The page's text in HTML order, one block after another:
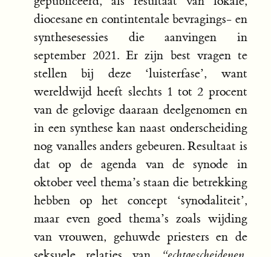
diocesane en contintentale bevragings- en
synthesesessies die aanvingen in
september 2021. Er zijn best vragen te
stellen bij deze ‘luisterfase’, want
wereldwijd heeft slechts 1 tot 2 procent
van de gelovige daaraan deelgenomen en
in een synthese kan naast onderscheiding
nog vanalles anders gebeuren. Resultaat is
dat op de agenda van de synode in
oktober veel thema’s staan die betrekking
hebben op het concept ‘synodaliteit’,
maar even goed thema’s zoals wijding
van vrouwen, gehuwde priesters en de